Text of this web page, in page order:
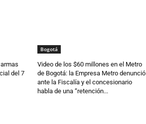
del 7
Bogotá
Video de los $60 millones en el Metro
de Bogotá: la Empresa Metro denunció
ante la Fiscalía y el concesionario
habla de una “retención...